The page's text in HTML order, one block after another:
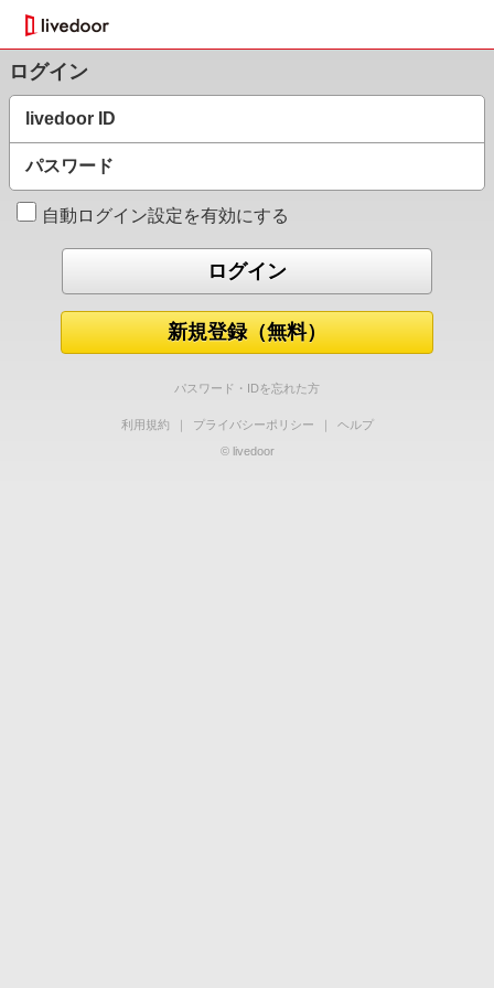
ログイン
livedoor ID
パスワード
自動ログイン設定を有効にする
新規登録（無料）
パスワード・IDを忘れた方
利用規約 ｜ プライバシーポリシー ｜
ヘルプ
© livedoor